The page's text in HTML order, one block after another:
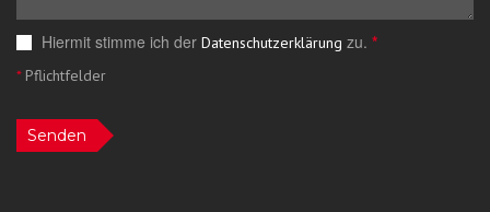
Hiermit stimme ich der Datenschutzerklärung zu. *
*Pflichtfelder
Senden